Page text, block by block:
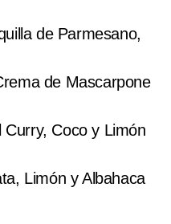
de Parmesano,
de Mascarpone
Coco y Limón
Limón y Albahaca